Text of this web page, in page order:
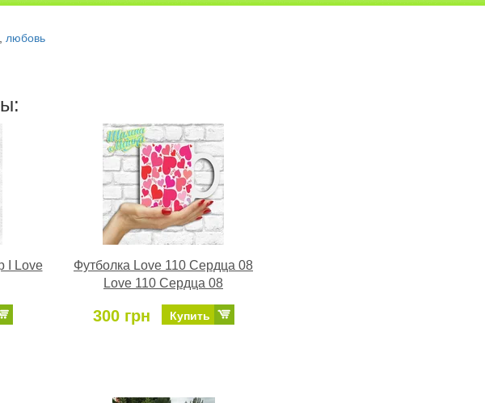
любовь
I Love
Футболка Love 110 Сердца 08
Love 110 Сердца 08
300 грн Купить